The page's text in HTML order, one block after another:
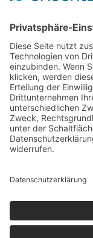
Artikel
Artikel
Artikel
Artikel
Artikel
Artikel
Artikel
Artikel
Artikel
Artikel
Artikel
Weitere